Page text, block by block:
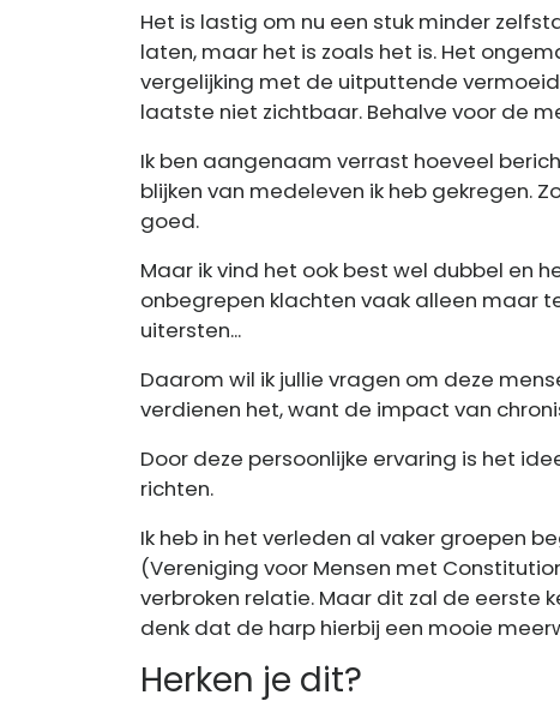
Het is lastig om nu een stuk minder
laten, maar het is zoals het is. Het
vergelijking met de uitputtende
laatste niet zichtbaar. Behalve voor de
Ik ben aangenaam verrast hoeveel
blijken van medeleven ik heb gekregen.
goed.
Maar ik vind het ook best wel dubbel en
onbegrepen klachten vaak alleen maar
uitersten...
Daarom wil ik jullie vragen om deze
verdienen het, want de impact van
Door deze persoonlijke ervaring is het
richten.
Ik heb in het verleden al vaker groepen
(Vereniging voor Mensen met
verbroken relatie. Maar dit zal de eerste
denk dat de harp hierbij een mooie
Herken je dit?